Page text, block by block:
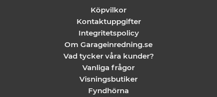
Köpvilkor
Kontaktuppgifter
Integritetspolicy
Om Garageinredning.se
Vad tycker våra kunder?
Vanliga frågor
Visningsbutiker
Fyndhörna